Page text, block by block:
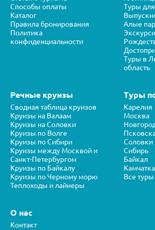
Способы оплаты
Каталог
Правила бронирования
Политика
конфиденциальности
Туры
Алые
Туры в
область
Речные круизы
Сводная таблица круизов
Круизы на Валаам
Круизы на Соловки
Круизы по Волге
Круизы по Сибири
Круизы между Москвой и
Санкт-Петербургом
Круизы по Байкалу
Круизы по Черному морю
Теплоходы и лайнеры
Туры
Карелия
Москва
Соловки
Сибирь
Байкал
Камчатка
Все туры
О нас
Контакт